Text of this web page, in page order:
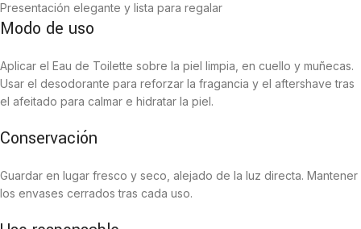
Presentación elegante y lista para regalar
Modo de uso
Aplicar el Eau de Toilette sobre la piel limpia, en cuello y muñecas.
Usar el desodorante para reforzar la fragancia y el aftershave tras
el afeitado para calmar e hidratar la piel.
Conservación
Guardar en lugar fresco y seco, alejado de la luz directa. Mantener
los envases cerrados tras cada uso.